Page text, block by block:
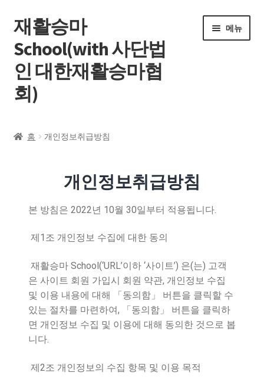
재활승마
School(with 사단법
인 대한재활승마협
회)
메뉴
자주묻는 질문
공지사항
내 계정
대한재활승마협회
홈 개인정보취급방침
개인정보취급방침
본 방침은 2022 년 10월 30일부터 적용됩니다.
제 1 조 개인정보 수집에 대한 동의
재활승마 School(‘URL’이하 ‘사이트’) 은(는) 고객
은 사이트 회원 가입시 회원 약관, 개인정보 수집
및 이용 내용에 대해
「 동의함」 버튼을 클릭할 수
있는 절차를 마련하여, 「 동의함」 버튼을 클릭하
면 개인정보 수집 및 이용에 대해 동의한 것으로 봅
니다.
제 2조 개인정보의 수집 항목 및 이용 목적